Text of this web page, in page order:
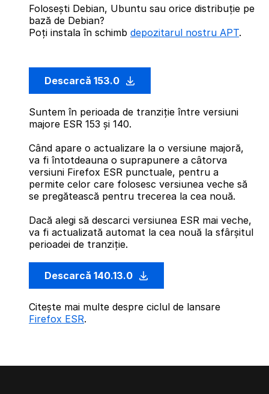
Folosești Debian, Ubuntu sau orice distribuție pe
bază de Debian?
Poți instala în schimb depozitarul nostru APT.
Descarcă 153.0
Suntem în perioada de tranziție între versiuni
majore ESR 153 și 140.
Când apare o actualizare la o versiune majoră,
va fi întotdeauna o suprapunere a câtorva
versiuni Firefox ESR punctuale, pentru a
permite celor care folosesc versiunea veche să
se pregătească pentru trecerea la cea nouă.
Dacă alegi să descarci versiunea ESR mai veche,
va fi actualizată automat la cea nouă la sfârșitul
perioadei de tranziție.
Descarcă 140.13.0
Citește mai multe despre ciclul de lansare
Firefox ESR.